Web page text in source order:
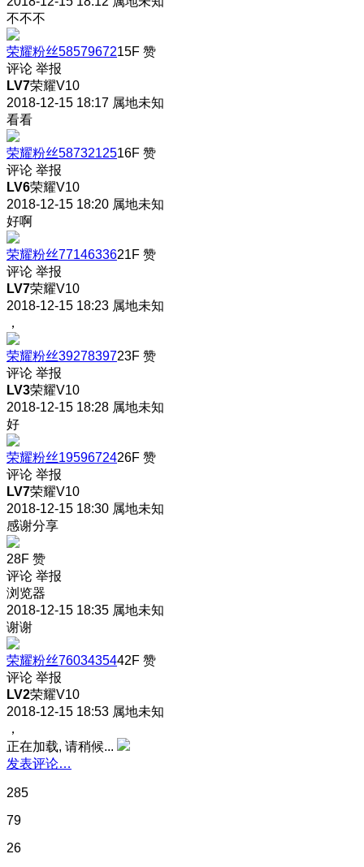
不不不
荣耀粉丝5857967215F 赞
评论 举报
LV7荣耀V10
2018-12-15 18:17 属地未知
看看
荣耀粉丝5873212516F 赞
评论 举报
LV6荣耀V10
2018-12-15 18:20 属地未知
好啊
荣耀粉丝7714633621F 赞
评论 举报
LV7荣耀V10
2018-12-15 18:23 属地未知
，
荣耀粉丝3927839723F 赞
评论 举报
LV3荣耀V10
2018-12-15 18:28 属地未知
好
荣耀粉丝1959672426F 赞
评论 举报
LV7荣耀V10
2018-12-15 18:30 属地未知
感谢分享
28F 赞
评论 举报
浏览器
2018-12-15 18:35 属地未知
谢谢
荣耀粉丝7603435442F 赞
评论 举报
LV2荣耀V10
2018-12-15 18:53 属地未知
，
正在加载, 请稍候...
发表评论…
285
79
26